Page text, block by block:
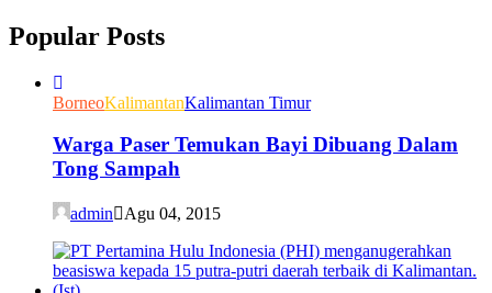
Popular Posts
BorneoKalimantanKalimantan Timur
Warga Paser Temukan Bayi Dibuang Dalam
Tong Sampah
admin Agu 04, 2015